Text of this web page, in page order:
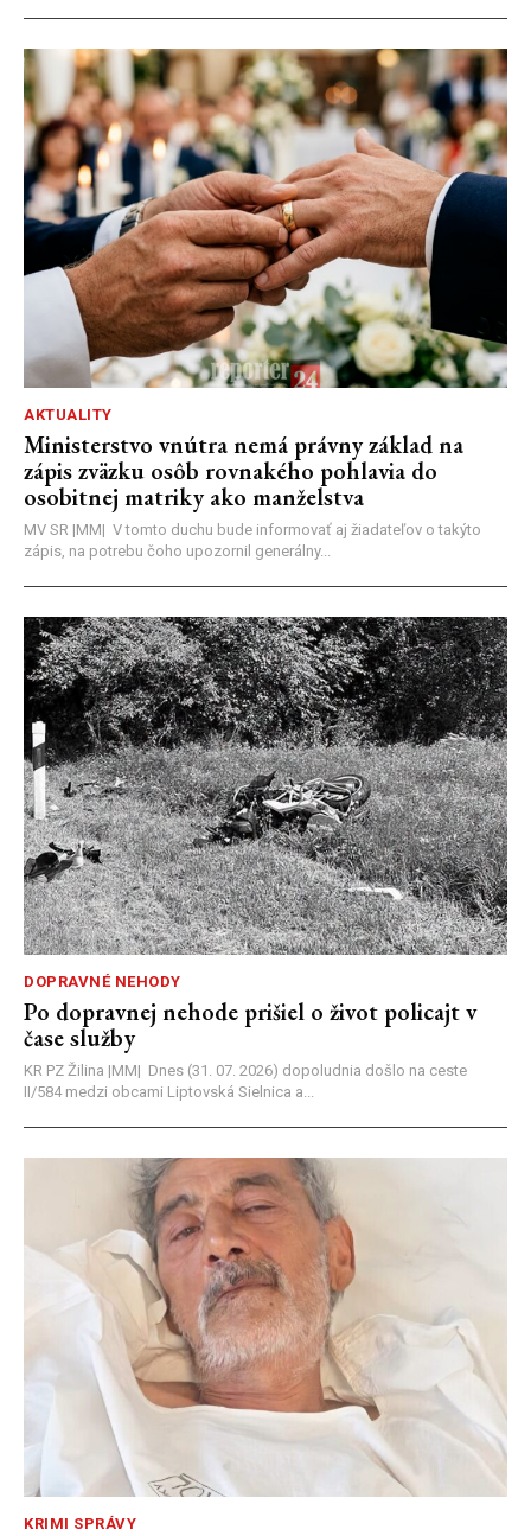
AKTUALITY
Ministerstvo vnútra nemá právny základ na
zápis zväzku osôb rovnakého pohlavia do
osobitnej matriky ako manželstva
MV SR |MM| V tomto duchu bude informovať aj žiadateľov o takýto
zápis, na potrebu čoho upozornil generálny...
DOPRAVNÉ NEHODY
Po dopravnej nehode prišiel o život policajt v
čase služby
KR PZ Žilina |MM| Dnes (31. 07. 2026) dopoludnia došlo na ceste
II/584 medzi obcami Liptovská Sielnica a...
KRIMI SPRÁVY